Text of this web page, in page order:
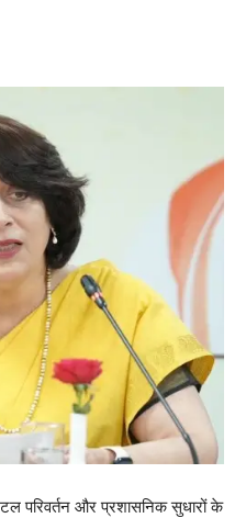
परिवर्तन और प्रशासनिक सुधारों के